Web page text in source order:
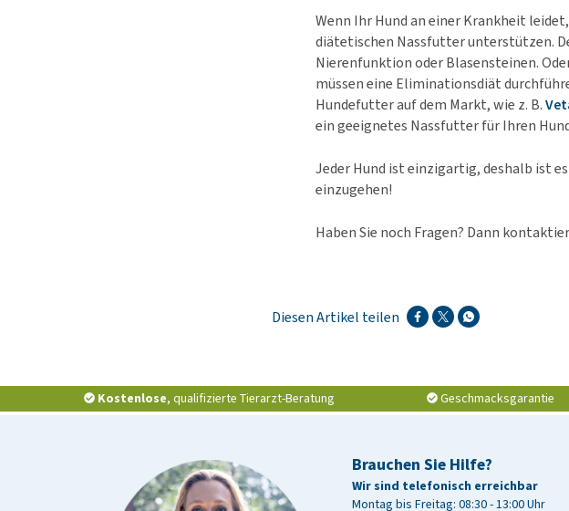
Wenn Ihr Hund an einer Krankheit
diätetischen Nassfutter unterstützen.
Nierenfunktion oder Blasensteinen.
müssen eine Eliminationsdiät
Hundefutter auf dem Markt, wie z. B.
ein geeignetes Nassfutter für Ihren
Jeder Hund ist einzigartig, deshalb ist
einzugehen!
Haben Sie noch Fragen? Dann
Diesen Artikel teilen
Kostenlose, qualifizierte Tierarzt-Beratung Geschmacksgarantie
Brauchen Sie Hilfe?
Wir sind telefonisch erreichbar
Montag bis Freitag: 08:30 - 13:00 Uhr